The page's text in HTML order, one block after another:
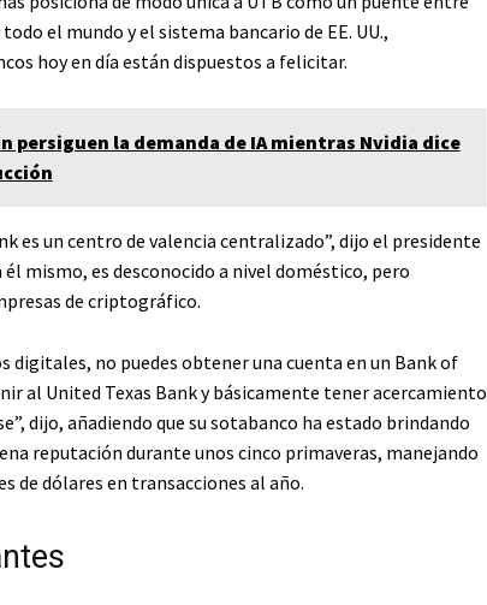
el mundo y el sistema bancario de EE. UU.,
hoy en día están dispuestos a felicitar.
persiguen la demanda de IA mientras Nvidia dice
es un centro de valencia centralizado”, dijo el presidente
él mismo, es desconocido a nivel doméstico, pero
de criptográfico.
digitales, no puedes obtener una cuenta en un Bank of
al United Texas Bank y básicamente tener acercamiento
dijo, añadiendo que su sotabanco ha estado brindando
reputación durante unos cinco primaveras, manejando
de dólares en transacciones al año.